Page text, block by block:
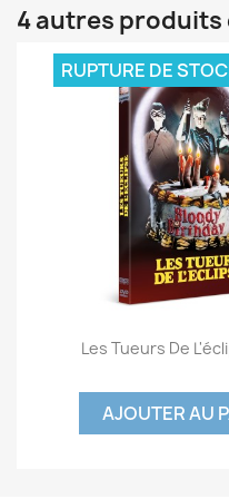
4 autres produits
Aperçu
Les Tueurs De
AJOUTER AU
RUPTURE DE